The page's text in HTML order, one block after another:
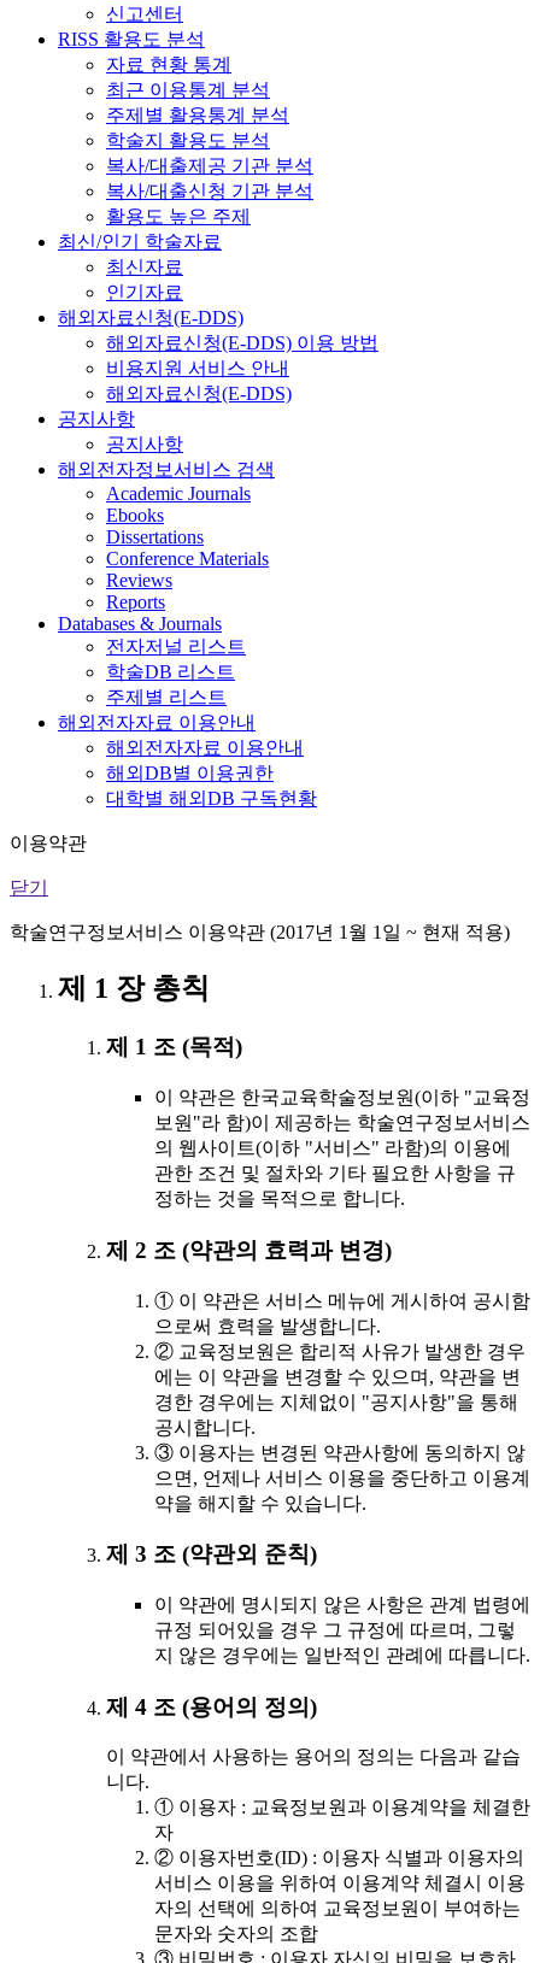
신고센터
RISS 활용도 분석
자료 현황 통계
최근 이용통계 분석
주제별 활용통계 분석
학술지 활용도 분석
복사/대출제공 기관 분석
복사/대출신청 기관 분석
활용도 높은 주제
최신/인기 학술자료
최신자료
인기자료
해외자료신청(E-DDS)
해외자료신청(E-DDS) 이용 방법
비용지원 서비스 안내
해외자료신청(E-DDS)
공지사항
공지사항
해외전자정보서비스 검색
Academic Journals
Ebooks
Dissertations
Conference Materials
Reviews
Reports
Databases & Journals
전자저널 리스트
학술DB 리스트
주제별 리스트
해외전자자료 이용안내
해외전자자료 이용안내
해외DB별 이용권한
대학별 해외DB 구독현황
이용약관
닫기
학술연구정보서비스 이용약관 (2017년 1월 1일 ~ 현재 적용)
제 1 장 총칙
제 1 조 (목적)
이 약관은 한국교육학술정보원(이하 "교육정
보원"라 함)이 제공하는 학술연구정보서비스
의 웹사이트(이하 "서비스" 라함)의 이용에
관한 조건 및 절차와 기타 필요한 사항을 규
정하는 것을 목적으로 합니다.
제 2 조 (약관의 효력과 변경)
① 이 약관은 서비스 메뉴에 게시하여 공시함
으로써 효력을 발생합니다.
② 교육정보원은 합리적 사유가 발생한 경우
에는 이 약관을 변경할 수 있으며, 약관을 변
경한 경우에는 지체없이 "공지사항"을 통해
공시합니다.
③ 이용자는 변경된 약관사항에 동의하지 않
으면, 언제나 서비스 이용을 중단하고 이용계
약을 해지할 수 있습니다.
제 3 조 (약관외 준칙)
이 약관에 명시되지 않은 사항은 관계 법령에
규정 되어있을 경우 그 규정에 따르며, 그렇
지 않은 경우에는 일반적인 관례에 따릅니다.
제 4 조 (용어의 정의)
이 약관에서 사용하는 용어의 정의는 다음과 같습
니다.
① 이용자 : 교육정보원과 이용계약을 체결한
자
② 이용자번호(ID) : 이용자 식별과 이용자의
서비스 이용을 위하여 이용계약 체결시 이용
자의 선택에 의하여 교육정보원이 부여하는
문자와 숫자의 조합